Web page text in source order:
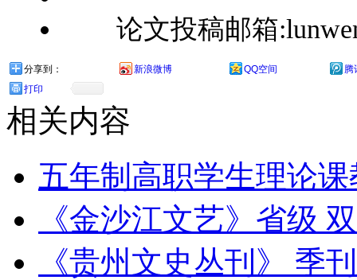
论文投稿邮箱
分享到： 新浪微博 QQ空间
腾
打印
相关内容
五年制高职学生理论
《金沙江文艺》省级
《贵州文史丛刊》 季